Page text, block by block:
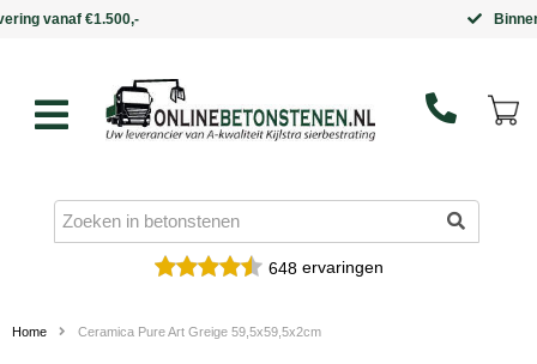
648ervaringen
Home Ceramica Pure Art Greige 59,5x59,5x2cm